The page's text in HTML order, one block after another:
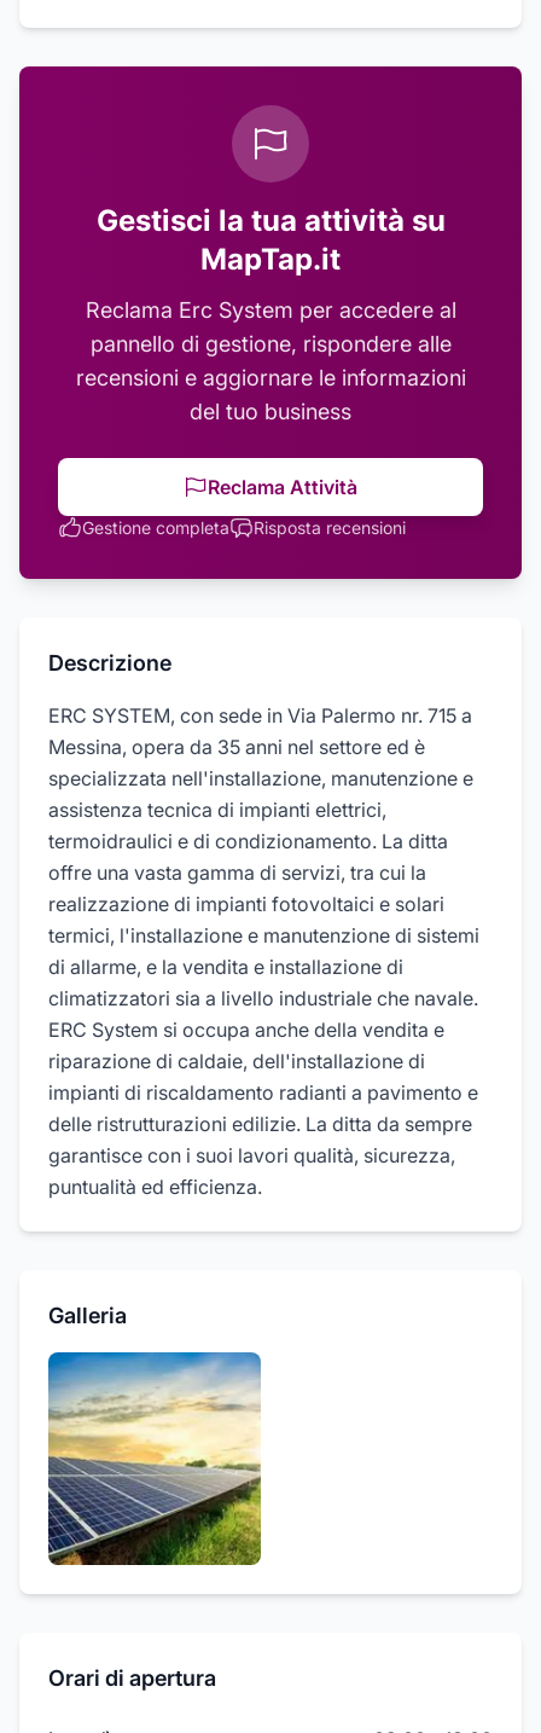
Gestisci la tua attività su
MapTap.it
Reclama Erc System per accedere al
pannello di gestione, rispondere alle
recensioni e aggiornare le informazioni
del tuo business
Reclama Attività
Gestione completa Risposta recensioni
Descrizione
ERC SYSTEM, con sede in Via Palermo nr. 715 a
Messina, opera da 35 anni nel settore ed è
specializzata nell'installazione, manutenzione e
assistenza tecnica di impianti elettrici,
termoidraulici e di condizionamento. La ditta
offre una vasta gamma di servizi, tra cui la
realizzazione di impianti fotovoltaici e solari
termici, l'installazione e manutenzione di sistemi
di allarme, e la vendita e installazione di
climatizzatori sia a livello industriale che navale.
ERC System si occupa anche della vendita e
riparazione di caldaie, dell'installazione di
impianti di riscaldamento radianti a pavimento e
delle ristrutturazioni edilizie. La ditta da sempre
garantisce con i suoi lavori qualità, sicurezza,
puntualità ed efficienza.
Galleria
Orari di apertura